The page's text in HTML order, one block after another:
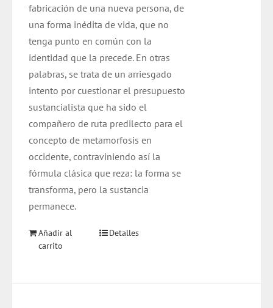
fabricación de una nueva persona, de
una forma inédita de vida, que no
tenga punto en común con la
identidad que la precede. En otras
palabras, se trata de un arriesgado
intento por cuestionar el presupuesto
sustancialista que ha sido el
compañero de ruta predilecto para el
concepto de metamorfosis en
occidente, contraviniendo así la
fórmula clásica que reza: la forma se
transforma, pero la sustancia
permanece.
Añadir al
carrito
Detalles